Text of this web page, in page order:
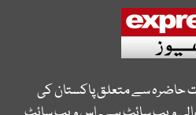
حاضرہ سے متعلق پاکستان کی